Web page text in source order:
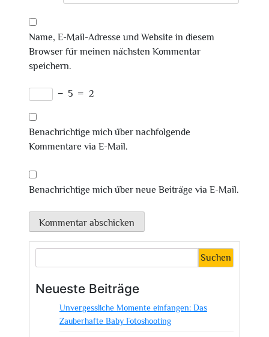
Name, E-Mail-Adresse und Website in diesem
Browser für meinen nächsten Kommentar
speichern.
− 5 = 2
Benachrichtige mich über nachfolgende
Kommentare via E-Mail.
Benachrichtige mich über neue Beiträge via E-Mail.
Suchen
Neueste Beiträge
Unvergessliche Momente einfangen: Das
Zauberhafte Baby Fotoshooting